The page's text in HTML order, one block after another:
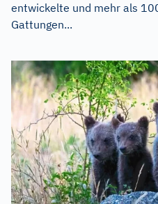
entwickelte und mehr als
Gattungen...